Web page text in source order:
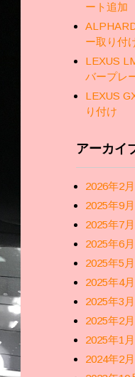
ート追加
ー取り付
LEXUS
バープレ
LEXUS
り付け
アーカイ
2026年2月
2025年9月
2025年7月
2025年6月
2025年5月
2025年4月
2025年3月
2025年2月
2025年1月
2024年2月